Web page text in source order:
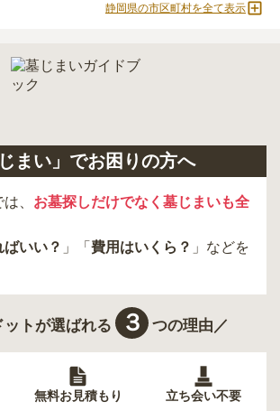
場合は、資料請求でも各霊園の詳しい料金案
静岡県の市区町村を全て表示
じまい」でお困りの方へ
、 お墓探しだけでなく墓じまいも全
いい？ 」「 費用はいくら？ 」などを
ットが選ばれる ３ つの理由／
無料お見積もり 立ち会い不要